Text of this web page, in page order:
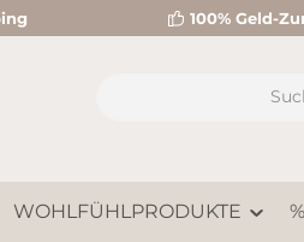
100% Geld-
WOHLFÜHLPRODUKTE